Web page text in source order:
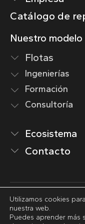
Catálogo de
Nuestro modelo
Flotas
Ingenierías
Formación
Consultoría
Ecosistema
Contacto
Utilizamos cookies
nuestra web.
Puedes aprender más